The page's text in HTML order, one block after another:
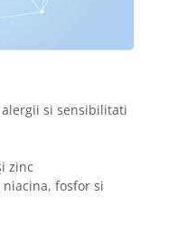
si sensibilitati
zinc
fosfor si